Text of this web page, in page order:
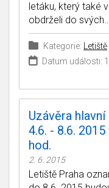
letáku, který také
obdrželi do svých…
Kategorie: Letiště
Datum události:
Uzávěra
4.6. - 8.6.
hod.
2. 6. 2015
Letiště Praha